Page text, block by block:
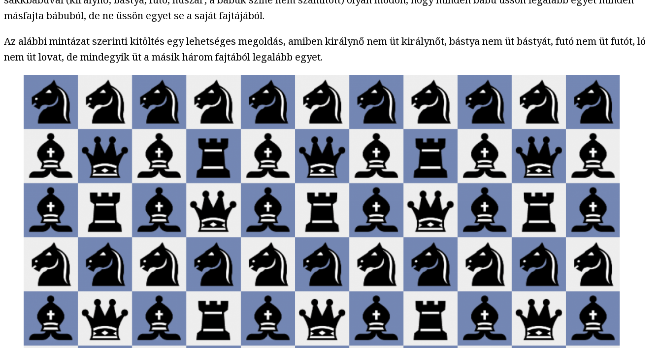
másfajta bábuból, de ne üssön egyet se a saját fajtájából.
Az alábbi mintázat szerinti kitöltés egy lehetséges megoldás, amiben királynő nem üt királynőt, bástya nem üt bástyát, futó nem üt futót, ló
nem üt lovat, de mindegyik üt a másik három fajtából legalább egyet.